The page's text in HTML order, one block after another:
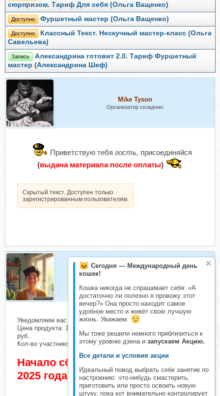
Сегодня — Международный день
кошек!
Кошка никогда не спрашивает себя: «А
достаточно ли полезно я провожу этот
вечер?» Она просто находит самое
удобное место и живёт свою лучшую
жизнь. Уважаем.
Мы тоже решили немного приблизиться к
этому уровню дзена и запускаем Акцию.
Все детали и условия акции
Идеальный повод выбрать себе занятие по
настроению: что-нибудь смастерить,
приготовить или просто освоить новую
штуку, пока кот внимательно контролирует
сюрпризом. Тариф Для себя (Ольга Ващенко)
Доступно Фуршетный мастер (Ольга Ващенко)
Доступно
Классный Текст. Нескучный мастер-класс (Ольга
Савельева)
Запись
Александрина готовит 2.0. Тариф Фуршетный
мастер (Александрина Шеф)
Mike Tyson
Организатор складчин
Приветствую тебя гость, присоединяйся
(выдача материала после оплаты)
Скрытый текст. Доступен только
зарегистрированным пользователям.
Уведомляем вас о начале сбора взносов.
Цена продукта: 1290 руб. Взнос с каждого участника: 141
руб.
Кол-во участников в основном списке: 5 чел.
Начало сбора взносов 15 Март
2025 года